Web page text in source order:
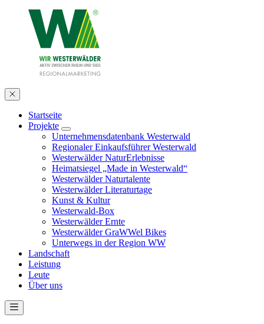
Startseite
Projekte
Unternehmensdatenbank Westerwald
Regionaler Einkaufsführer Westerwald
Westerwälder NaturErlebnisse
Heimatsiegel „Made in Westerwald“
Westerwälder Naturtalente
Westerwälder Literaturtage
Kunst & Kultur
Westerwald-Box
Westerwälder Ernte
Westerwälder GraWWel Bikes
Unterwegs in der Region WW
Landschaft
Leistung
Leute
Über uns